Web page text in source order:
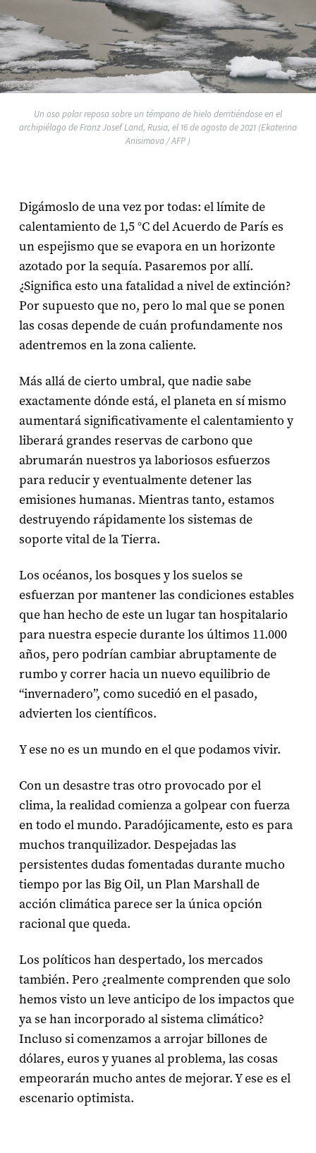
Un oso polar reposa sobre un témpano de hielo derritiéndose en el
archipiélago de Franz Josef Land, Rusia, el 16 de agosto de 2021 (Ekaterina
Anisimova / AFP )
Digámoslo de una vez por todas: el límite de
calentamiento de 1,5 °C del Acuerdo de París es
un espejismo que se evapora en un horizonte
azotado por la sequía. Pasaremos por allí.
¿Significa esto una fatalidad a nivel de extinción?
Por supuesto que no, pero lo mal que se ponen
las cosas depende de cuán profundamente nos
adentremos en la zona caliente.
Más allá de cierto umbral, que nadie sabe
exactamente dónde está, el planeta en sí mismo
aumentará significativamente el calentamiento y
liberará grandes reservas de carbono que
abrumarán nuestros ya laboriosos esfuerzos
para reducir y eventualmente detener las
emisiones humanas. Mientras tanto, estamos
destruyendo rápidamente los sistemas de
soporte vital de la Tierra.
Los océanos, los bosques y los suelos se
esfuerzan por mantener las condiciones estables
que han hecho de este un lugar tan hospitalario
para nuestra especie durante los últimos 11.000
años, pero podrían cambiar abruptamente de
rumbo y correr hacia un nuevo equilibrio de
“invernadero”, como sucedió en el pasado,
advierten los científicos.
Y ese no es un mundo en el que podamos vivir.
Con un desastre tras otro provocado por el
clima, la realidad comienza a golpear con fuerza
en todo el mundo. Paradójicamente, esto es para
muchos tranquilizador. Despejadas las
persistentes dudas fomentadas durante mucho
tiempo por las Big Oil, un Plan Marshall de
acción climática parece ser la única opción
racional que queda.
Los políticos han despertado, los mercados
también. Pero ¿realmente comprenden que solo
hemos visto un leve anticipo de los impactos que
ya se han incorporado al sistema climático?
Incluso si comenzamos a arrojar billones de
dólares, euros y yuanes al problema, las cosas
empeorarán mucho antes de mejorar. Y ese es el
escenario optimista.